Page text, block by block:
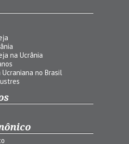
na Ucrânia
no Brasil